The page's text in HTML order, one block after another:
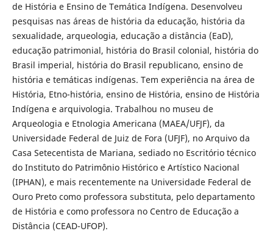
de História e Ensino de Temática Indígena. Desenvolveu
pesquisas nas áreas de história da educação, história da
sexualidade, arqueologia, educação a distância (EaD),
educação patrimonial, história do Brasil colonial, história do
Brasil imperial, história do Brasil republicano, ensino de
história e temáticas indígenas. Tem experiência na área de
História, Etno-história, ensino de História, ensino de História
Indígena e arquivologia. Trabalhou no museu de
Arqueologia e Etnologia Americana (MAEA/UFJF), da
Universidade Federal de Juiz de Fora (UFJF), no Arquivo da
Casa Setecentista de Mariana, sediado no Escritório técnico
do Instituto do Patrimônio Histórico e Artístico Nacional
(IPHAN), e mais recentemente na Universidade Federal de
Ouro Preto como professora substituta, pelo departamento
de História e como professora no Centro de Educação a
Distância (CEAD-UFOP).